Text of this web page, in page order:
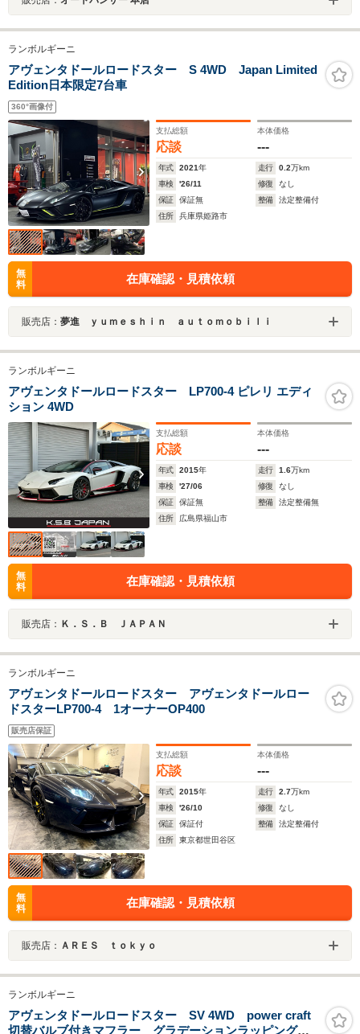
ランボルギーニ
アヴェンタドールロードスター S 4WD Japan Limited
Edition日本限定7台車
360°画像付
支払総額
応談
本体価格
---
年式 2021年 走行 0.2万km
車検
'26/11 修復
なし
保証
保証無 整備
法定整備付
住所
兵庫県姫路市
無
料
在庫確認・見積依頼
販売店： 夢進 ｙｕｍｅｓｈｉｎ ａｕｔｏｍｏｂｉｌｉ
ランボルギーニ
アヴェンタドールロードスター LP700-4 ピレリ エディ
ション 4WD
支払総額
応談
本体価格
---
年式 2015年 走行 1.6万km
車検
'27/06 修復
なし
保証
保証無 整備
法定整備無
住所
広島県福山市
無
料
在庫確認・見積依頼
販売店： Ｋ．Ｓ．Ｂ ＪＡＰＡＮ
ランボルギーニ
アヴェンタドールロードスター アヴェンタドールロー
ドスターLP700-4 1オーナーOP400
販売店保証
支払総額
応談
本体価格
---
年式 2015年 走行 2.7万km
車検
'26/10 修復
なし
保証
保証付 整備
法定整備付
住所
東京都世田谷区
無
料
在庫確認・見積依頼
販売店： ＡＲＥＳ ｔｏｋｙｏ
ランボルギーニ
アヴェンタドールロードスター SV 4WD power craft
切替バルブ付きマフラー グラデーションラッピング